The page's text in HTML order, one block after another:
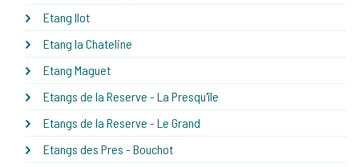
Etang Ilot
Etang la Chateline
Etang Maguet
Etangs de la Reserve - La Presqu'île
Etangs de la Reserve - Le Grand
Etangs des Pres - Bouchot